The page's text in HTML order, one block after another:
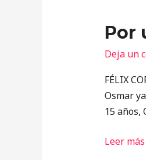
Por
Deja un
FÉLIX
Osmar
15 años,
cabeza
Leer más